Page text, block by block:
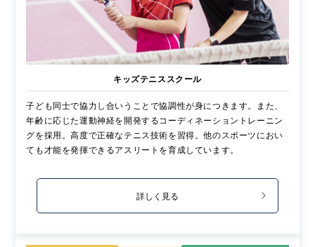
キッズテニススクール
子ども同士で協力し合いうことで協調性が身につきます。また、
年齢に応じた運動神経を開発するコーディネーショントレーニン
グを採用。高度で正確なテニス技術を習得。他のスポーツにおい
ても才能を発揮できるアスリートを育成しています。
詳しく見る